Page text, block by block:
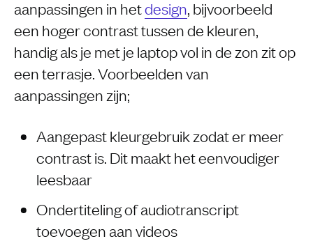
aanpassingen in hetdesign , bijvoorbeeld
een hoger contrast tussen de kleuren,
handig als je met je laptop vol in de zon zit op
een terrasje. Voorbeelden van
aanpassingen zijn;
Aangepast kleurgebruik zodat er meer
contrast is. Dit maakt het eenvoudiger
leesbaar
Ondertiteling of audiotranscript
toevoegen aan videos